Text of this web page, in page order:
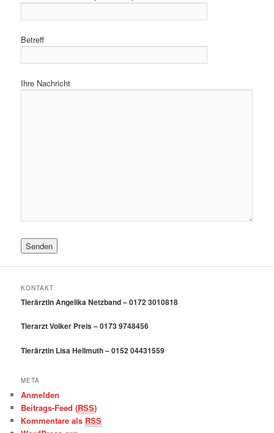
Betreff
Ihre Nachricht
KONTAKT
Tierärztin Angelika Netzband – 0172 3010818
Tierarzt Volker Preis – 0173 9748456
Tierärztin Lisa Hellmuth – 0152 04431559
META
Anmelden
Beitrags-Feed (RSS)
Kommentare als RSS